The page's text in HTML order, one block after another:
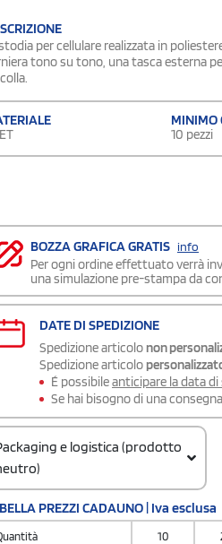
per cellulare realizzata in
tono su tono, una tasca esterna
MINIMO
10 pezzi
BOZZA GRAFICA GRATIS info
Per ogni ordine effettuato verrà
una simulazione pre-stampa da
DATE DI SPEDIZIONE
Spedizione articolo non
Spedizione articolo
É possibileanticipare la data di
Se hai bisogno di una consegna
e logistica (prodotto
PREZZI CADAUNO | Iva esclusa
10